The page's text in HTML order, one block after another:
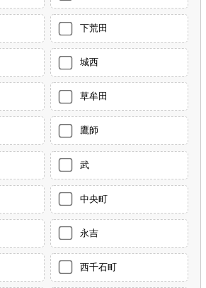
下荒田
城西
草牟田
鷹師
武
中央町
永吉
西千石町